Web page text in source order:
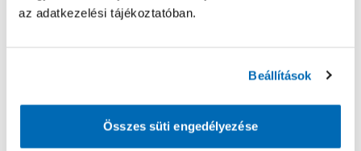
az adatkezelési tájékoztatóban.
Beállítások
Összes süti engedélyezése